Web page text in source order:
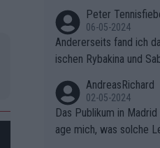
Peter
06-05-2024
Andererseits fand ich
ischen Rybakina und
AndreasRichard
02-05-2024
Das Publikum in
age mich, was solche